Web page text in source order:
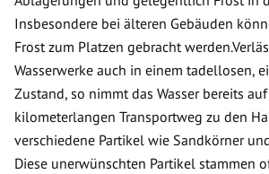
Insbesondere bei älteren Gebäuden
Frost zum Platzen gebracht
Wasserwerke auch in einem tadellosen,
Zustand, so nimmt das Wasser bereits
kilometerlangen Transportweg zu den
verschiedene Partikel wie Sandkörner
Diese unerwünschten Partikel stammen